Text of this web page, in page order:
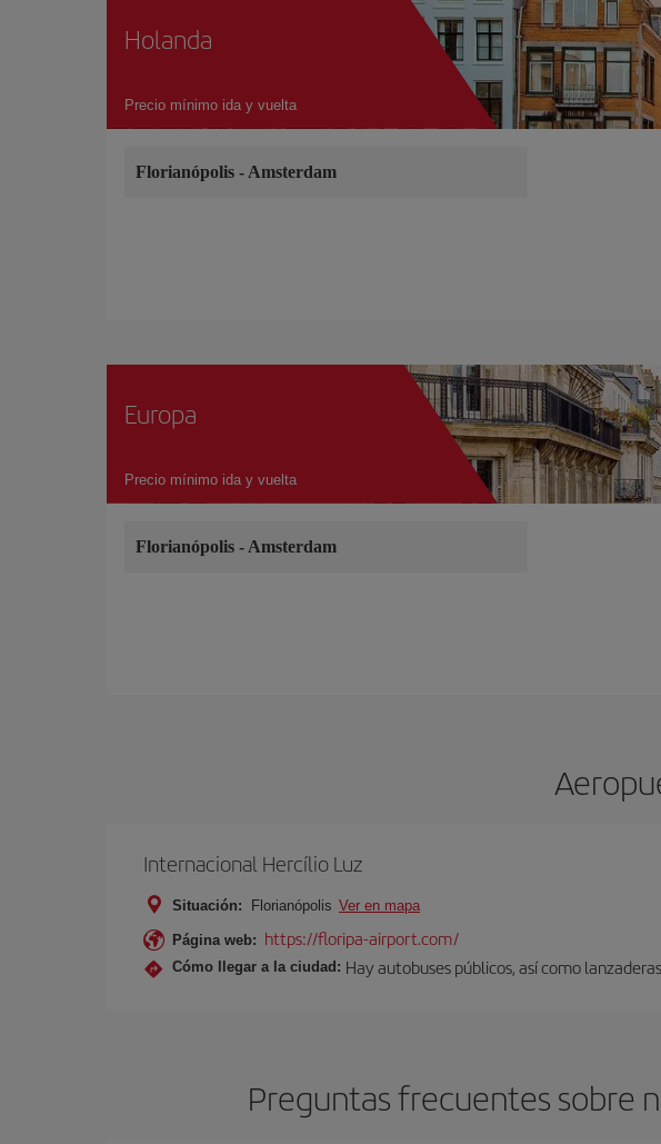
Holanda
Precio mínimo ida y vuelta
Florianópolis - Amsterdam
Europa
Precio mínimo ida y vuelta
Florianópolis - Amsterdam
Internacional Hercílio Luz
Situación: Florianópolis Ver en mapa
Página web: https://floripa-airport.com/
Cómo llegar a la ciudad: Hay autobuses públicos, así como
Preguntas frecuentes sobre